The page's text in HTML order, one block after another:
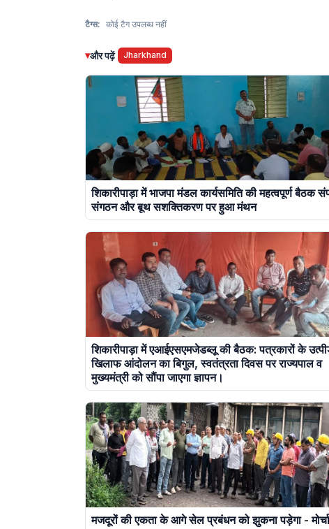
टैग्स: कोई टैग उपलब्ध नहीं
▾और पढ़ें Jharkhand
शिकारीपाड़ा में भाजपा मंडल कार्यसमिति की महत्वपूर्ण बैठक
संगठन और बूथ सशक्तिकरण पर हुआ मंथन
शिकारीपाड़ा में एआईएसएमजेडब्लू की बैठक: पत्रकारों के
खिलाफ आंदोलन का बिगुल, स्वतंत्रता दिवस पर राज्यपाल व
मुख्यमंत्री को सौंपा जाएगा ज्ञापन।
मजदूरों की एकता के आगे सेल प्रबंधन को झुकना पड़ेगा - मोर्चा